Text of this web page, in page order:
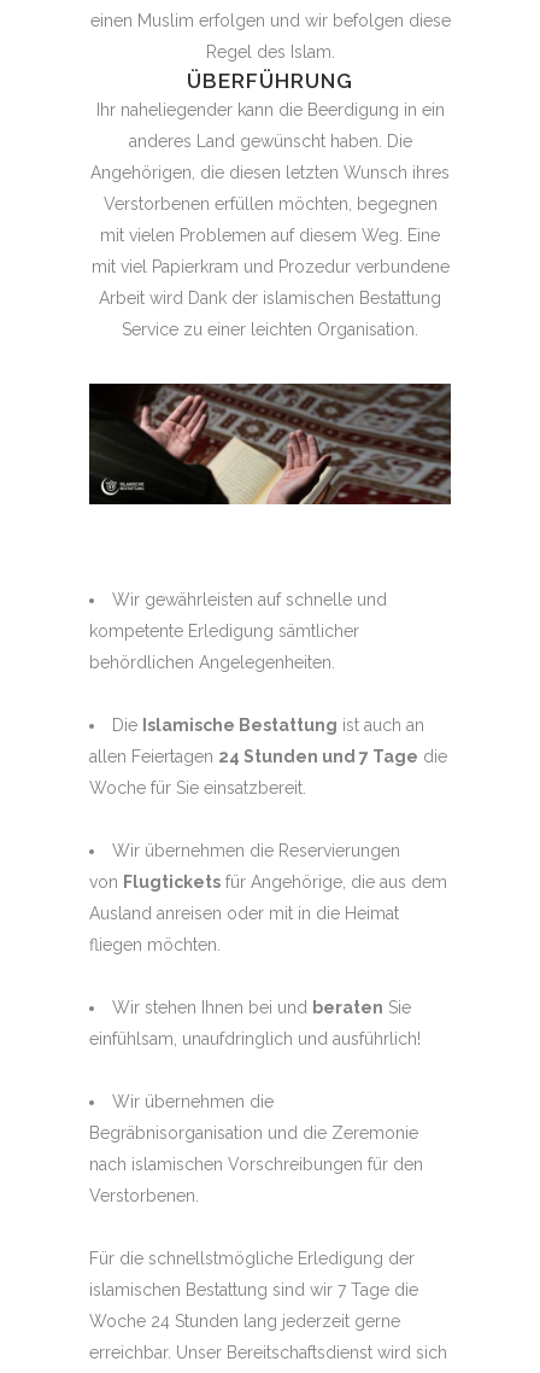
einen Muslim erfolgen und wir befolgen diese
Regel des Islam.
ÜBERFÜHRUNG
Ihr naheliegender kann die Beerdigung in ein
anderes Land gewünscht haben. Die
Angehörigen, die diesen letzten Wunsch ihres
Verstorbenen erfüllen möchten, begegnen
mit vielen Problemen auf diesem Weg. Eine
mit viel Papierkram und Prozedur verbundene
Arbeit wird Dank der islamischen Bestattung
Service zu einer leichten Organisation.
Wir gewährleisten auf schnelle und
kompetente Erledigung sämtlicher
behördlichen Angelegenheiten.
Die Islamische Bestattung ist auch an
allen Feiertagen 24 Stunden und 7 Tage die
Woche für Sie einsatzbereit.
Wir übernehmen die Reservierungen
von Flugtickets für Angehörige, die aus dem
Ausland anreisen oder mit in die Heimat
fliegen möchten.
Wir stehen Ihnen bei und beraten Sie
einfühlsam, unaufdringlich und ausführlich!
Wir übernehmen die
Begräbnisorganisation und die Zeremonie
nach islamischen Vorschreibungen für den
Verstorbenen.
Für die schnellstmögliche Erledigung der
islamischen Bestattung sind wir 7 Tage die
Woche 24 Stunden lang jederzeit gerne
erreichbar. Unser Bereitschaftsdienst wird sich